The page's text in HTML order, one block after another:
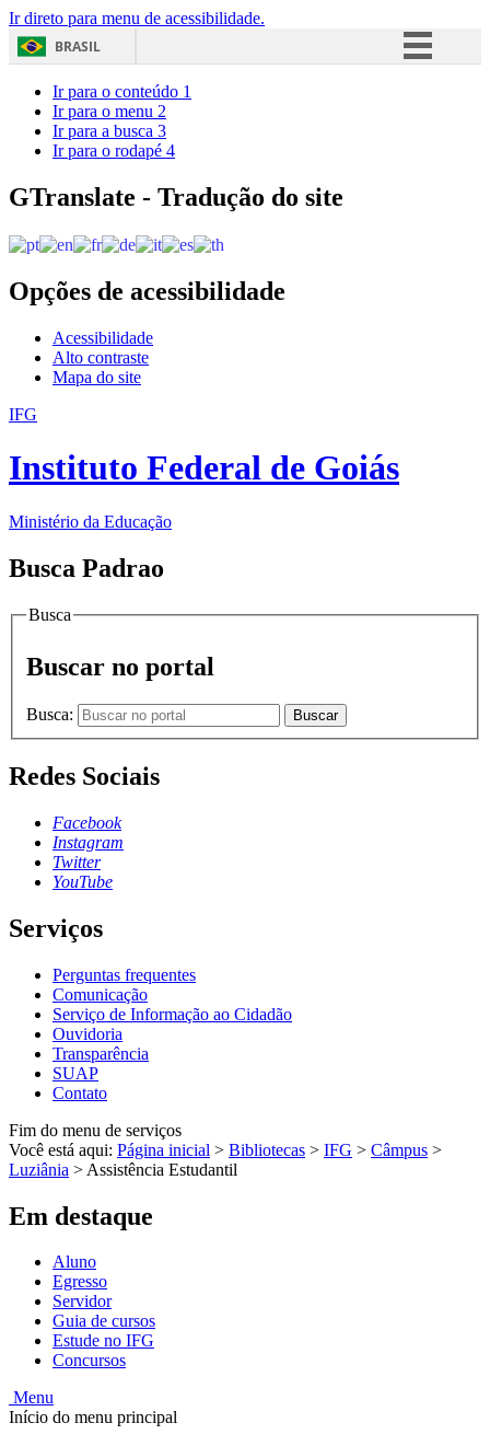
Ir direto para menu de acessibilidade.
BRASIL
Acesso à informação
Ir para o conteúdo 1
Ir para o menu 2
Ir para a busca 3
Ir para o rodapé 4
GTranslate - Tradução do site
Opções de acessibilidade
Acessibilidade
Alto contraste
Mapa do site
IFG
Instituto Federal de Goiás
Ministério da Educação
Busca Padrao
Busca
Buscar no portal
Busca: Buscar
Redes Sociais
Facebook
Instagram
Twitter
YouTube
Serviços
Perguntas frequentes
Comunicação
Serviço de Informação ao Cidadão
Ouvidoria
Transparência
SUAP
Contato
Fim do menu de serviços
Você está aqui: Página inicial > Bibliotecas > IFG > Câmpus >
Luziânia > Assistência Estudantil
Em destaque
Aluno
Egresso
Servidor
Guia de cursos
Estude no IFG
Concursos
Menu
Início do menu principal